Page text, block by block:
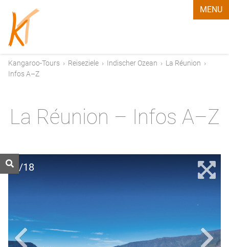
MENU
Kangaroo-Tours › Reiseziele › Indischer Ozean › La Réunion ›
Infos A–Z
La Réunion – Infos A–Z
1/18